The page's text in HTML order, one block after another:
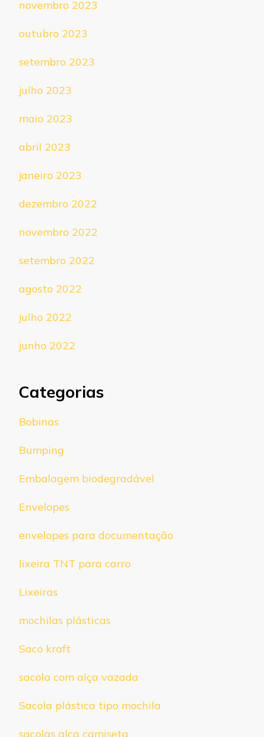
novembro 2023
outubro 2023
setembro 2023
julho 2023
maio 2023
abril 2023
janeiro 2023
dezembro 2022
novembro 2022
setembro 2022
agosto 2022
julho 2022
junho 2022
Categorias
Bobinas
Bumping
Embalagem biodegradável
Envelopes
envelopes para documentação
lixeira TNT para carro
Lixeiras
mochilas plásticas
Saco kraft
sacola com alça vazada
Sacola plástica tipo mochila
sacolas alça camiseta